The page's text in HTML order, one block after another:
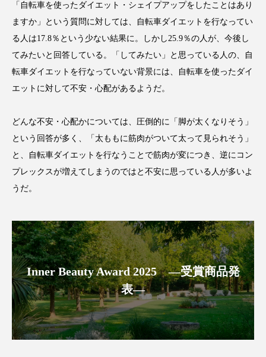
カウンセラー カウンセリング
カカイオイル ガジェット キーワード
クローズアップ ケーススタディ
コグニティブヘルス コスト削減
コルチゾール サステナビリティ
サプリ サロンクレンジング サロン戦略
サロン経営 サロン連略 シャネル
スカルプ クレンジング 頻度 スカルプケア
スキンケア スキンケア 習慣
「自転車を使ったダイエット・シェイプアップをしたことはあり
ますか」という質問に対しては、自転車ダイエットを行なってい
る人は17.8％という少ない結果に。しかし25.9％の人が、今後し
てみたいと回答している。「してみたい」と思っている人の、自
転車ダイエットを行なっていない背景には、自転車を使ったダイ
エットに対して不安・心配があるようだ。
どんな不安・心配かについては、圧倒的に「脚が太くなりそう」
という回答が多く、「太ももに筋肉がついて太って見られそう」
と、自転車ダイエットを行なうことで筋肉が変につき、逆にコン
プレックスが増えてしまうのではと不安に思っている人が多いよ
うだ。
Inner Beauty Award 2025 ―受賞商品発
表―